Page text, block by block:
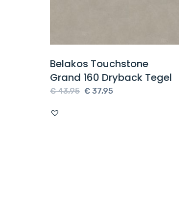
Belakos Touchstone
Grand 160 Dryback Tegel
€43,95 Oorspronkelijke
€ 37,95